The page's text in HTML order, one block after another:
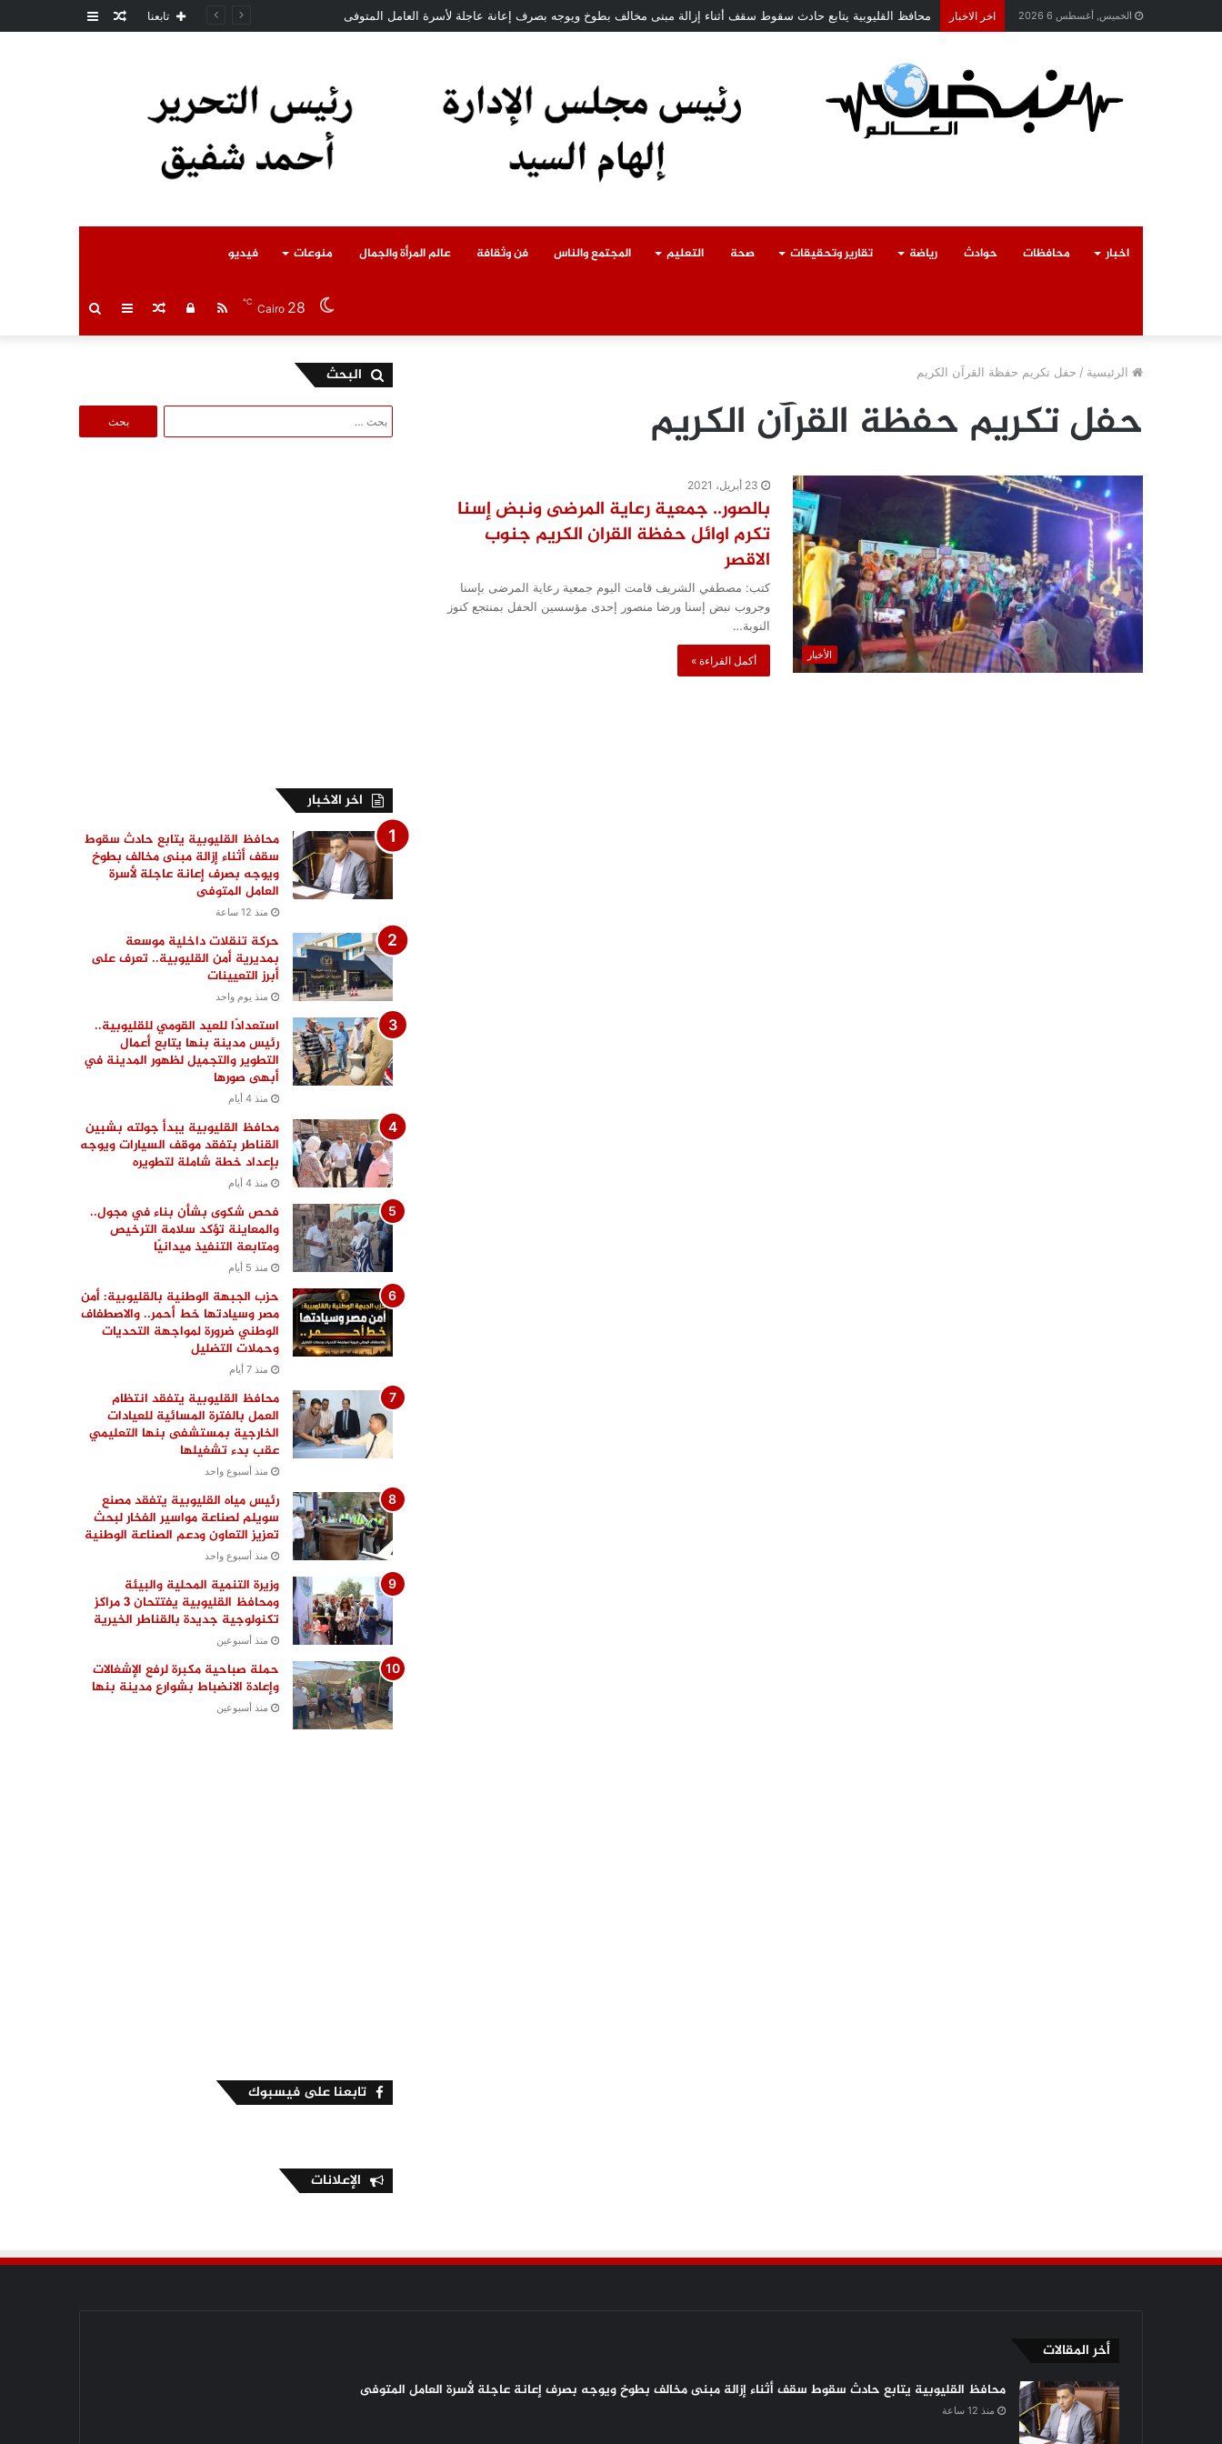
الخميس, أغسطس 6 2026 اخر الاخبار حركة تنقلات داخلية موسعة بمديرية أمن القليوبية.. تعرف على أبرز التعيينات عمودمقال تابعنا
اخبار محافظات حوادث رياضة تقارير وتحقيقات صحة التعليم المجتمع والناس فن وثقافة عالم المرأة والجمال منوعات فيديو
بحث عمود مقالتسجيل RSS Cairo 28
℃
الرئيسية / حفل تكريم حفظة القرآن الكريم
حفل تكريم حفظة القرآن الكريم
الأخبار
23 أبريل، 2021
بالصور.. جمعية رعاية المرضى ونبض إسنا
تكرم اوائل حفظة القران الكريم جنوب
الاقصر
كتب: مصطفي الشريف قامت اليوم جمعية رعاية المرضى بإسنا
وجروب نبض إسنا ورضا منصور إحدى مؤسسين الحفل بمنتجع كنوز
النوبة…
أكمل القراءة »
البحث
عن:
اخر الاخبار
محافظ القليوبية يتابع حادث سقوط
سقف أثناء إزالة مبنى مخالف بطوخ
ويوجه بصرف إعانة عاجلة لأسرة
العامل المتوفى
منذ 12 ساعة
حركة تنقلات داخلية موسعة
بمديرية أمن القليوبية.. تعرف على
أبرز التعيينات
منذ يوم واحد
استعدادًا للعيد القومي للقليوبية..
رئيس مدينة بنها يتابع أعمال
التطوير والتجميل لظهور المدينة في
أبهى صورها
منذ 4 أيام
محافظ القليوبية يبدأ جولته بشبين
القناطر بتفقد موقف السيارات ويوجه
بإعداد خطة شاملة لتطويره
منذ 4 أيام
فحص شكوى بشأن بناء في مجول..
والمعاينة تؤكد سلامة الترخيص
ومتابعة التنفيذ ميدانيًا
منذ 5 أيام
حزب الجبهة الوطنية بالقليوبية: أمن
مصر وسيادتها خط أحمر.. والاصطفاف
الوطني ضرورة لمواجهة التحديات
وحملات التضليل
منذ 7 أيام
محافظ القليوبية يتفقد انتظام
العمل بالفترة المسائية للعيادات
الخارجية بمستشفى بنها التعليمي
عقب بدء تشغيلها
منذ أسبوع واحد
رئيس مياه القليوبية يتفقد مصنع
سويلم لصناعة مواسير الفخار لبحث
تعزيز التعاون ودعم الصناعة الوطنية
منذ أسبوع واحد
وزيرة التنمية المحلية والبيئة
ومحافظ القليوبية يفتتحان 3 مراكز
تكنولوجية جديدة بالقناطر الخيرية
منذ أسبوعين
حملة صباحية مكبرة لرفع الإشغالات
وإعادة الانضباط بشوارع مدينة بنها
منذ أسبوعين
تابعنا على فيسبوك
الإعلانات
أخر المقالات
محافظ القليوبية يتابع حادث سقوط سقف أثناء إزالة مبنى مخالف بطوخ ويوجه بصرف إعانة عاجلة لأسرة العامل المتوفى
منذ 12 ساعة